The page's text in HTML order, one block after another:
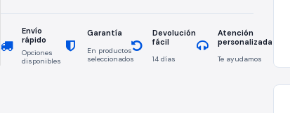
Envío
rápido
Opciones
disponibles
Garantía
En productos
seleccionados
Devolución
fácil
14 días
Atención
personalizada
Te ayudamos